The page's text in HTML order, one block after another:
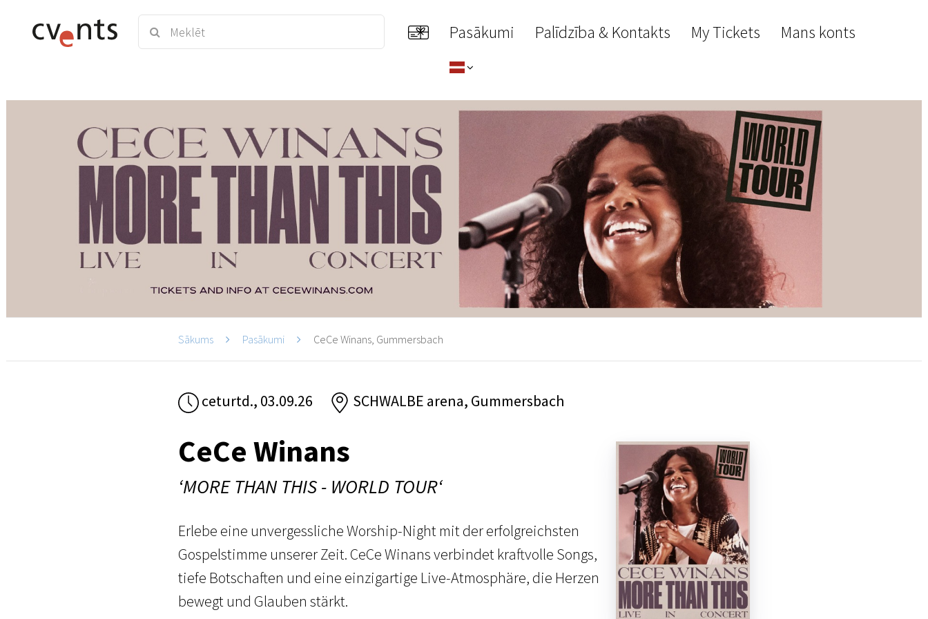
Pasākumi Palīdzība & Kontakts My Tickets Mans konts
Sākums Pasākumi CeCe Winans, Gummersbach
ceturtd., 03.09.26 SCHWALBE arena, Gummersbach
CeCe Winans
‘MORE THAN THIS - WORLD TOUR‘
Erlebe eine unvergessliche Worship-Night mit der erfolgreichsten
Gospelstimme unserer Zeit. CeCe Winans verbindet kraftvolle Songs,
tiefe Botschaften und eine einzigartige Live-Atmosphäre, die Herzen
bewegt und Glauben stärkt.